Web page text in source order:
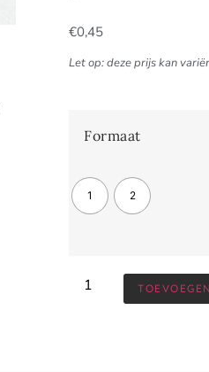
€0,45
Let op: deze prijs kan
Formaat
1 2